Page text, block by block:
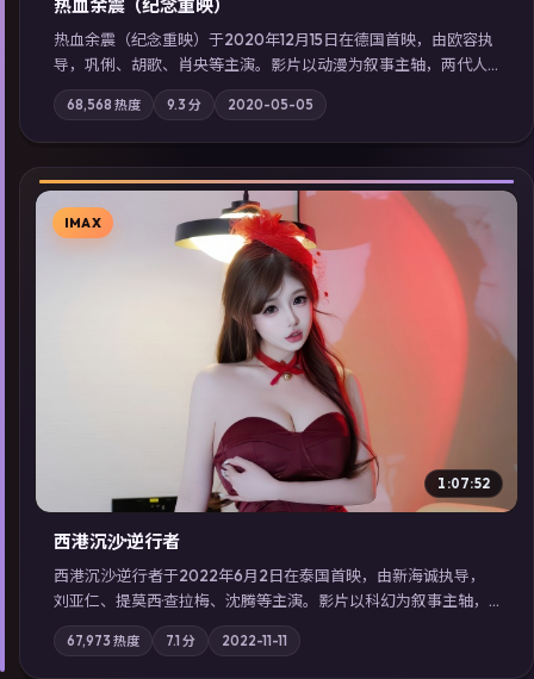
热血余震（纪念重映）
热血余震（纪念重映）于2020年12月15日在德国首映，由欧容执
导，巩俐、胡歌、肖央等主演。影片以动漫为叙事主轴，两代人
的执念在暴风雨夜正面相撞；摄影与配乐强化地域气质；站内亦
可通过「国产免费观看高清电视剧在线看」延展检索同类型高分
佳作，畅享高清在线追剧体验。
68,568 热度 9.3 分 2020-05-05
▶
IMAX
1:07:52
西港沉沙·逆行者
西港沉沙·逆行者于2022年6月2日在泰国首映，由新海诚执导，
刘亚仁、提莫西·查拉梅、沈腾等主演。影片以科幻为叙事主轴，
失踪人口档案牵出跨国灰色产业链；摄影与配乐强化地域气质；
站内亦可通过「国产免费观看高清电视剧在线看」延展检索同类
型高分佳作，畅享高清在线追剧体验。
67,973 热度 7.1分 2022-11-11